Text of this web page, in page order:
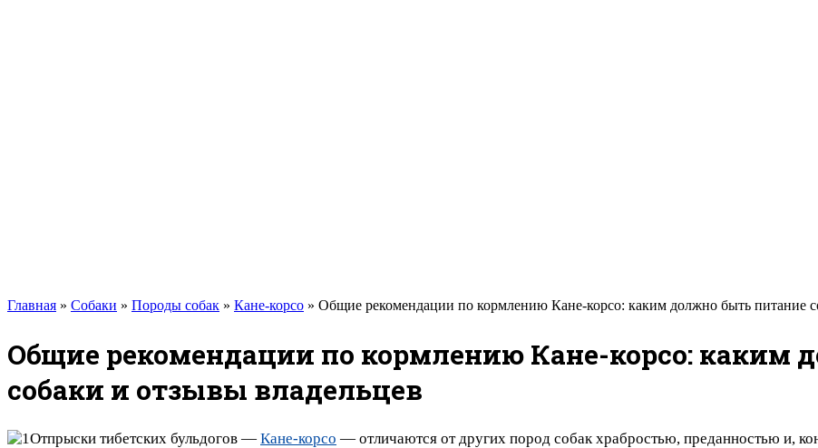
Главная » Собаки » Породы собак » Кане-корсо » Общие рекомендации по кормлению Кане-корсо: каким должно быть питание
Общие рекомендации по кормлению Кане-корсо: каким
собаки и отзывы владельцев
Отпрыски тибетских бульдогов — Кане-корсо — отличаются от других пород собак храбростью, преданностью и,